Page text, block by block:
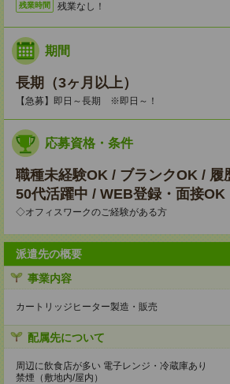
残業時間 残業なし！
期間
長期（3ヶ月以上）
【急募】即日～長期 ※即日～！
応募資格・条件
職種未経験OK / ブランクOK / 履
50代活躍中 / WEB登録・面接OK
◇オフィスワークのご経験がある方
派遣先の概要
事業内容
カートリッジヒーター製造・販売
配属先について
周辺に飲食店が多い 電子レンジ・冷蔵庫あり
禁煙（敷地内/屋内）